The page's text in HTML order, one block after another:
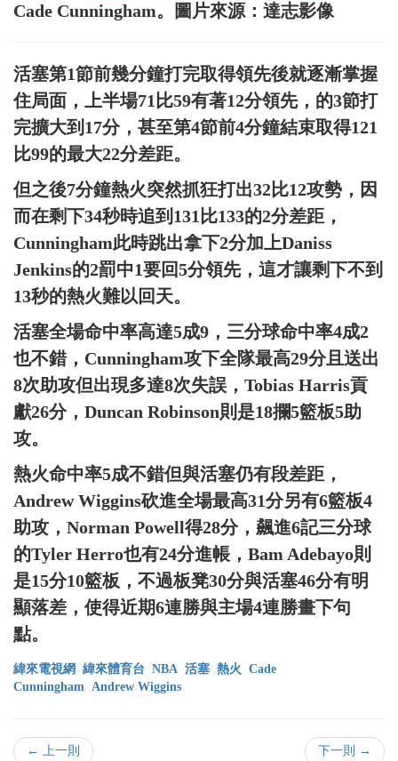
Cade Cunningham。圖片來源：達志影像
活塞第1節前幾分鐘打完取得領先後就逐漸掌握
住局面，上半場71比59有著12分領先，的3節打
完擴大到17分，甚至第4節前4分鐘結束取得121
比99的最大22分差距。
但之後7分鐘熱火突然抓狂打出32比12攻勢，因
而在剩下34秒時追到131比133的2分差距，
Cunningham此時跳出拿下2分加上Daniss
Jenkins的2罰中1要回5分領先，這才讓剩下不到
13秒的熱火難以回天。
活塞全場命中率高達5成9，三分球命中率4成2
也不錯，Cunningham攻下全隊最高29分且送出
8次助攻但出現多達8次失誤，Tobias Harris貢
獻26分，Duncan Robinson則是18攔5籃板5助
攻。
熱火命中率5成不錯但與活塞仍有段差距，
Andrew Wiggins砍進全場最高31分另有6籃板4
助攻，Norman Powell得28分，飆進6記三分球
的Tyler Herro也有24分進帳，Bam Adebayo則
是15分10籃板，不過板凳30分與活塞46分有明
顯落差，使得近期6連勝與主場4連勝畫下句
點。
緯來電視網 緯來體育台 NBA 活塞 熱火 Cade
Cunningham Andrew Wiggins
← 上一則 下一則 →